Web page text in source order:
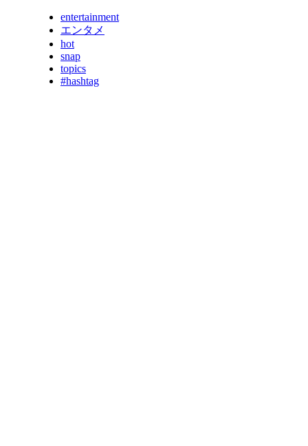
entertainment
エンタメ
hot
snap
topics
#hashtag